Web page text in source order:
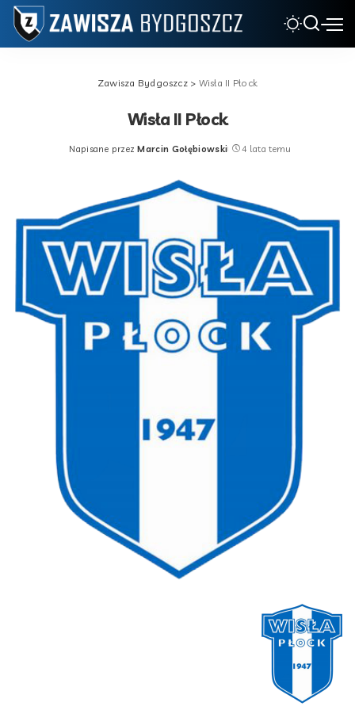
Zawisza Bydgoszcz> Wisła II Płock
Wisła II Płock
Posted
Napisane przez Marcin Gołębiowski 4 lata temu